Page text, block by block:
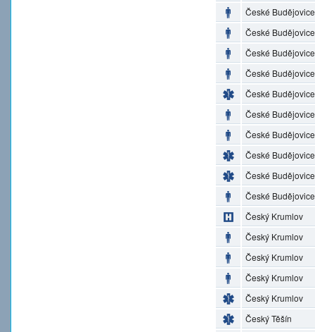
České Budějovice
České Budějovice
České Budějovice
České Budějovice
České Budějovice
České Budějovice
České Budějovice
České Budějovice
České Budějovice
České Budějovice
Český Krumlov
Český Krumlov
Český Krumlov
Český Krumlov
Český Krumlov
Český Těšín